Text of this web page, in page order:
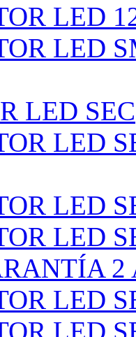
LED
LED
LED SEC
LED
LED
LED
2
LED
LED